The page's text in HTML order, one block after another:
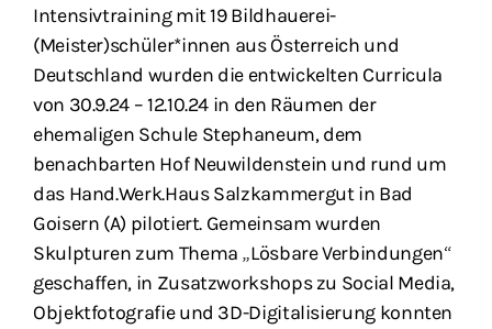
Intensivtraining mit 19 Bildhauerei-
(Meister)schüler*innen aus Österreich und
Deutschland wurden die entwickelten Curricula
von 30.9.24 – 12.10.24 in den Räumen der
ehemaligen Schule Stephaneum, dem
benachbarten Hof Neuwildenstein und rund um
das Hand.Werk.Haus Salzkammergut in Bad
Goisern (A) ​​​pilotiert. Gemeinsam wurden
Skulpturen zum Thema „Lösbare Verbindungen“
geschaffen, in Zusatzworkshops zu Social Media,
Objektfotografie und 3D-Digitalisierung konnten